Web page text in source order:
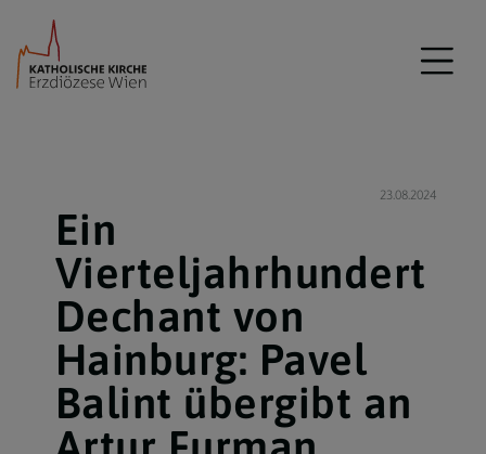
23.08.2024
Ein
Vierteljahrhundert
Dechant von
Hainburg: Pavel
Balint übergibt an